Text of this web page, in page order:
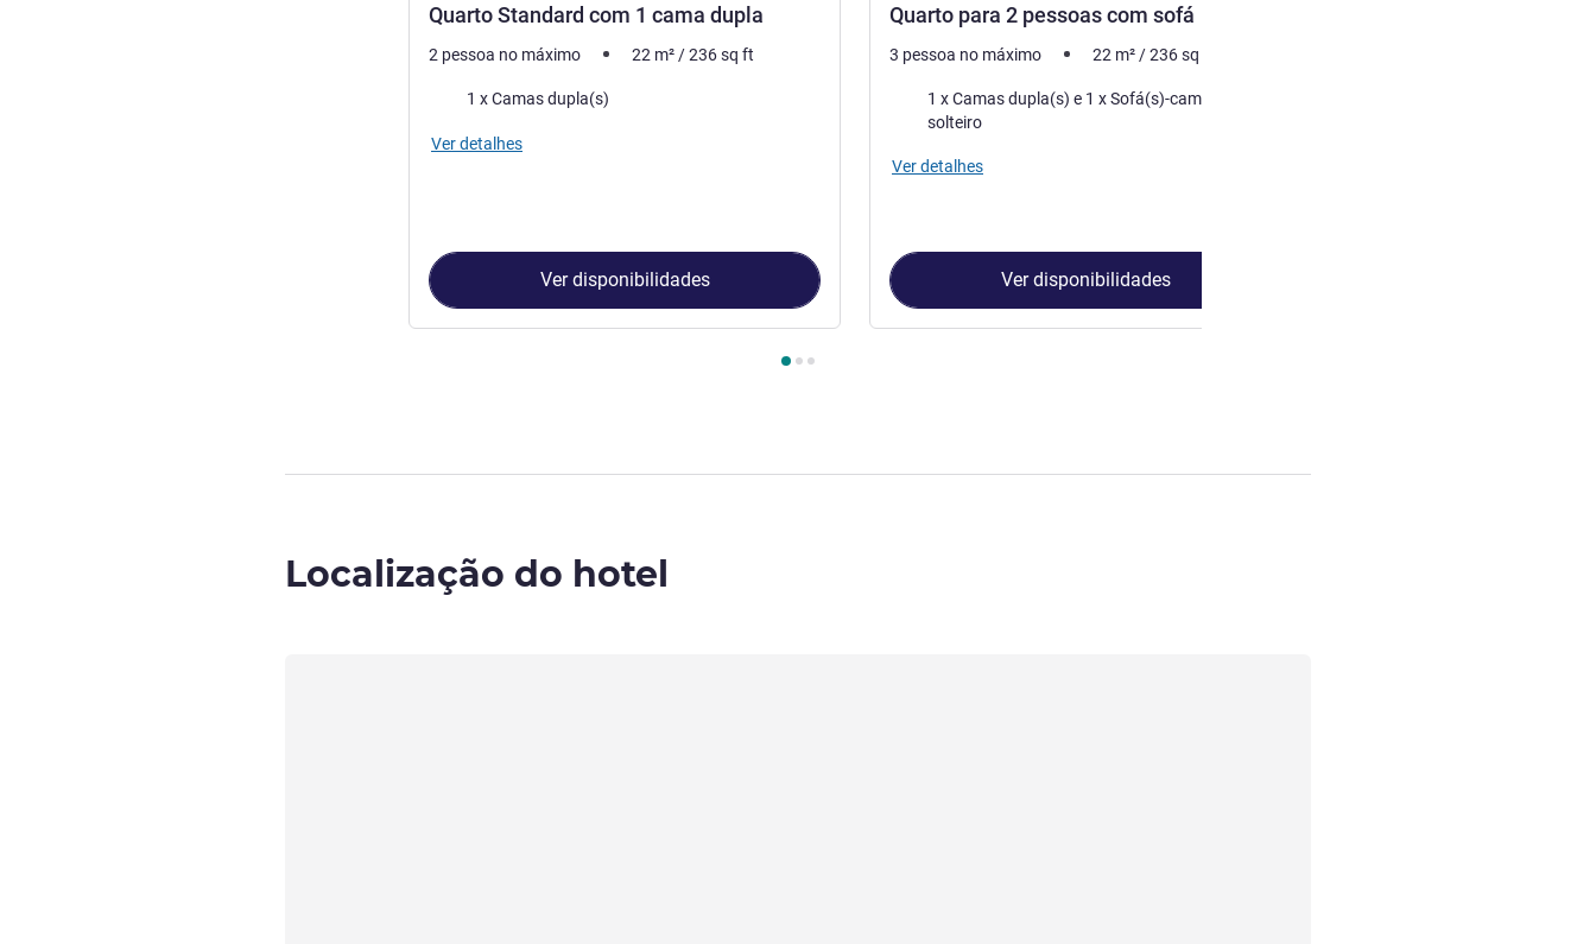
Quarto Standard com 1 cama dupla
2 pessoa no máximo 22 m² /236sq ft
Cama1 x Camas dupla(s)
Ver detalhes
Ver disponibilidades
Quarto para 2 pessoas com sofá
3 pessoa no máximo 22 m² /236sq ft
Cama1 x Camas dupla(s) e 1 x Sofá(s)-cama de
solteiro
Ver detalhes
Ver disponibilidades
Localização do hotel